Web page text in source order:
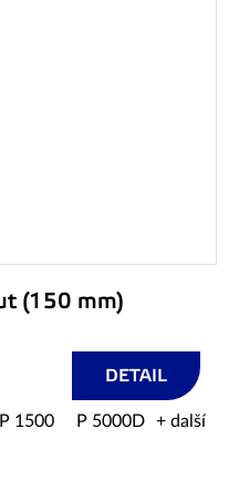
(150 mm)
DETAIL
P 1500 P 5000D + další